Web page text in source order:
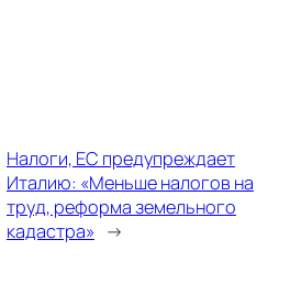
Налоги, ЕС предупреждает
Италию: «Меньше налогов на
труд, реформа земельного
кадастра» →